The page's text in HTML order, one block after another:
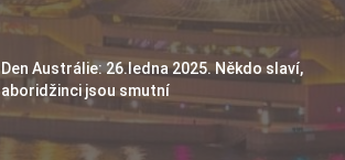
Den Austrálie: 26.ledna 2025. Někdo slaví,
aboridžinci jsou smutní